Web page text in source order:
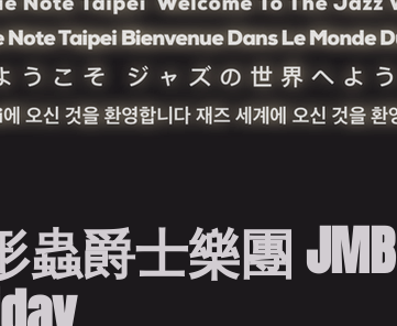
爵士樂團 JMB